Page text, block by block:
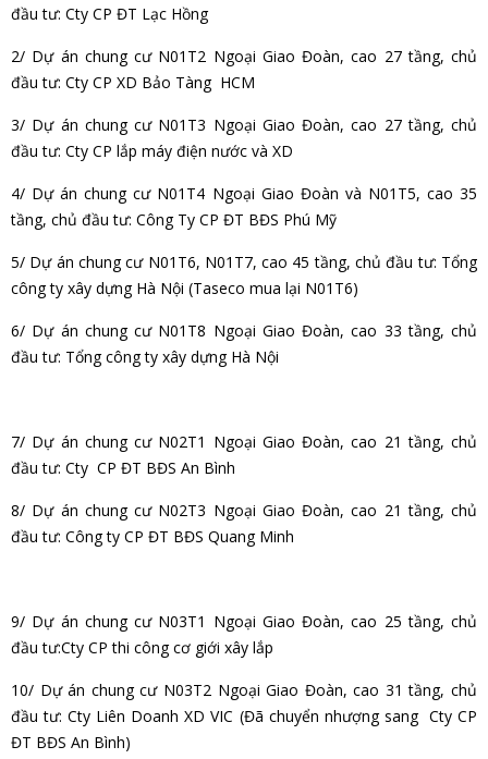
đầu tư: Cty CP ĐT Lạc Hồng
2/ Dự án chung cư N01T2 Ngoại Giao Đoàn, cao 27 tầng, chủ
đầu tư: Cty CP XD Bảo Tàng HCM
3/ Dự án chung cư N01T3 Ngoại Giao Đoàn, cao 27 tầng, chủ
đầu tư: Cty CP lắp máy điện nước và XD
4/ Dự án chung cư N01T4 Ngoại Giao Đoàn và N01T5, cao 35
tầng, chủ đầu tư: Công Ty CP ĐT BĐS Phú Mỹ
5/ Dự án chung cư N01T6, N01T7, cao 45 tầng, chủ đầu tư: Tổng
công ty xây dựng Hà Nội (Taseco mua lại N01T6)
6/ Dự án chung cư N01T8 Ngoại Giao Đoàn, cao 33 tầng, chủ
đầu tư: Tổng công ty xây dựng Hà Nội
7/ Dự án chung cư N02T1 Ngoại Giao Đoàn, cao 21 tầng, chủ
đầu tư: Cty CP ĐT BĐS An Bình
8/ Dự án chung cư N02T3 Ngoại Giao Đoàn, cao 21 tầng, chủ
đầu tư: Công ty CP ĐT BĐS Quang Minh
9/ Dự án chung cư N03T1 Ngoại Giao Đoàn, cao 25 tầng, chủ
đầu tư:Cty CP thi công cơ giới xây lắp
10/ Dự án chung cư N03T2 Ngoại Giao Đoàn, cao 31 tầng, chủ
đầu tư:Cty Liên Doanh XD VIC (Đã chuyển nhượng sang Cty CP
ĐT BĐS An Bình)